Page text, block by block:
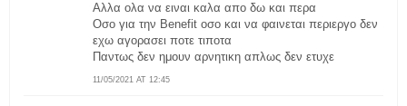
11/05/2021 AT 12:45
Αλλα ολα να ειναι καλα απο δω και περα
Οσο για την Benefit οσο και να φαινεται περιεργο δεν
εχω αγορασει ποτε τιποτα
Παντως δεν ημουν αρνητικη απλως δεν ετυχε